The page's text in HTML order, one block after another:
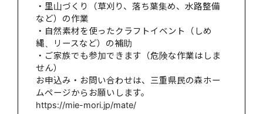
・里山づくり（草刈り、落ち葉集め、水路整備
など）の作業
・自然素材を使ったクラフトイベント（しめ
縄、リースなど）の補助
・ご家族でも参加できます（危険な作業はしま
せん）
お申込み・お問い合わせは、三重県民の森ホー
ムページからお願いします。
https://mie-mori.jp/mate/